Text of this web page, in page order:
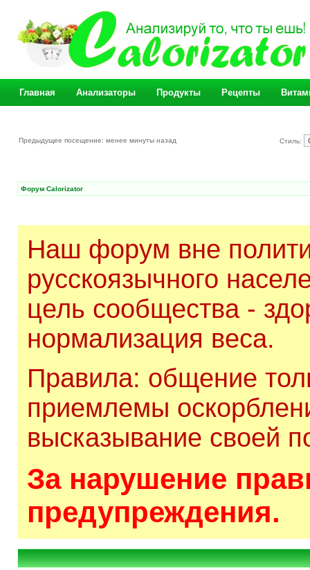
Главная Анализаторы Продукты Рецепты
Предыдущее посещение: менее минуты назад Стиль:
Форум Calorizator
Наш форум вне
русскоязычного
цель сообщества -
нормализация веса.
Правила: общение
приемлемы
высказывание своей
За нарушение
предупреждения.